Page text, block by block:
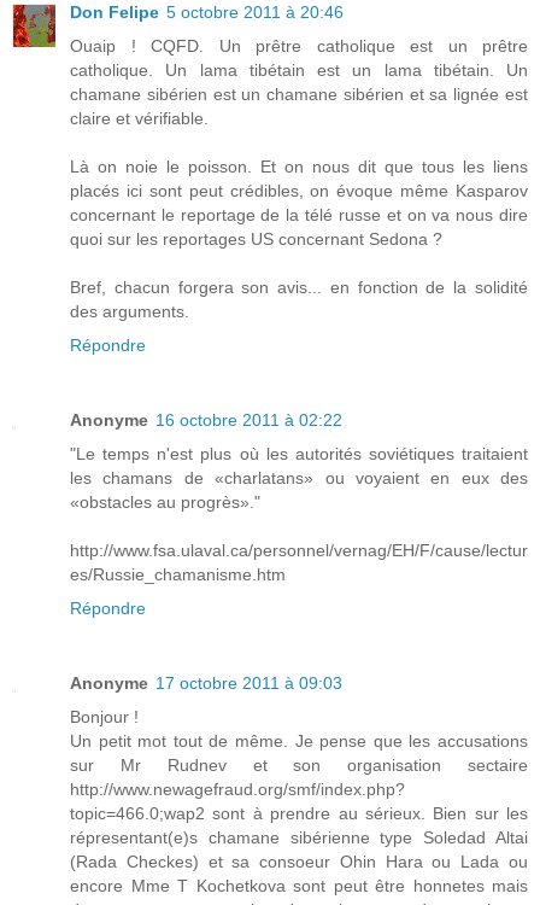
Don Felipe 5 octobre 2011 à 20:46
Ouaip ! CQFD. Un prêtre catholique est un prêtre
catholique. Un lama tibétain est un lama tibétain. Un
chamane sibérien est un chamane sibérien et sa lignée est
claire et vérifiable.
Là on noie le poisson. Et on nous dit que tous les liens
placés ici sont peut crédibles, on évoque même Kasparov
concernant le reportage de la télé russe et on va nous dire
quoi sur les reportages US concernant Sedona ?
Bref, chacun forgera son avis... en fonction de la solidité
des arguments.
Répondre
Anonyme 16 octobre 2011 à 02:22
"Le temps n'est plus où les autorités soviétiques traitaient
les chamans de «charlatans» ou voyaient en eux des
«obstacles au progrès»."
http://www.fsa.ulaval.ca/personnel/vernag/EH/F/cause/lectur
es/Russie_chamanisme.htm
Répondre
Anonyme 17 octobre 2011 à 09:03
Bonjour !
Un petit mot tout de même. Je pense que les accusations
sur Mr Rudnev et son organisation sectaire
http://www.newagefraud.org/smf/index.php?
topic=466.0;wap2sont à prendre au sérieux. Bien sur les
répresentant(e)s chamane sibérienne type Soledad Altai
(Rada Checkes) et sa consoeur Ohin Hara ou Lada ou
encore Mme T Kochetkova sont peut être honnetes mais